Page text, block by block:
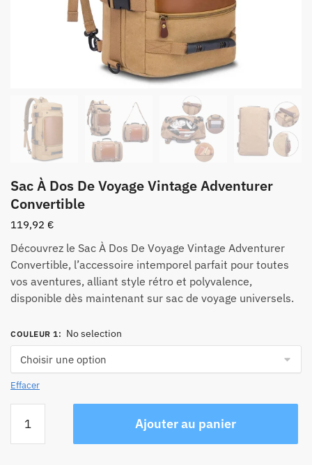
Sac À Dos De Voyage Vintage Adventurer
Convertible
119,92 €
Découvrez le Sac À Dos De Voyage Vintage Adventurer
Convertible, l’accessoire intemporel parfait pour toutes
vos aventures, alliant style rétro et polyvalence,
disponible dès maintenant sur sac de voyage universels.
COULEUR 1: No selection
Effacer
Sac
Ajouter au panier